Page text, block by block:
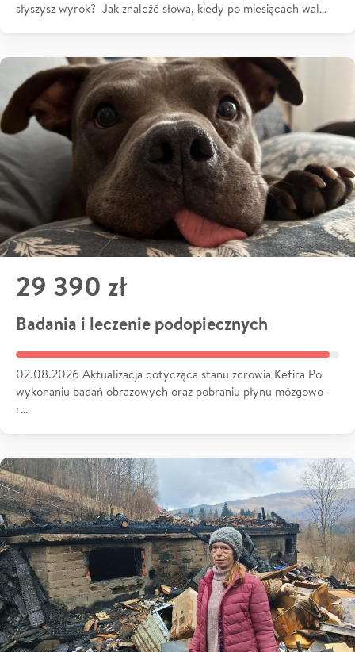
słyszysz wyrok? Jak znaleźć słowa, kiedy po miesiącach wal…
29 390 zł
Badania i leczenie podopiecznych
02.08.2026 Aktualizacja dotycząca stanu zdrowia Kefira Po
wykonaniu badań obrazowych oraz pobraniu płynu mózgowo-
r…